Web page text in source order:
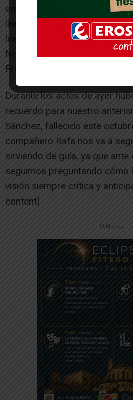
eólicos y solares y la
líneas de evacuación, algunas
las líneas de muy alta tensión,
Navarra para llevar la
Francia.
Durante los actos de ayer
recuerdo para nuestro
Sánchez, fallecido este
compañero Rafa nos va a
sirviendo de guía, ya que
seguimos preguntando cómo
visión siempre crítica y
content]
-- Publicidad --